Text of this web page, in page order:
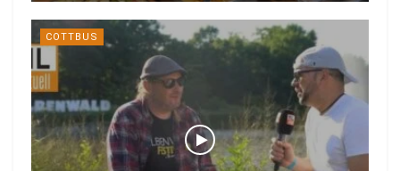
COTTBUS